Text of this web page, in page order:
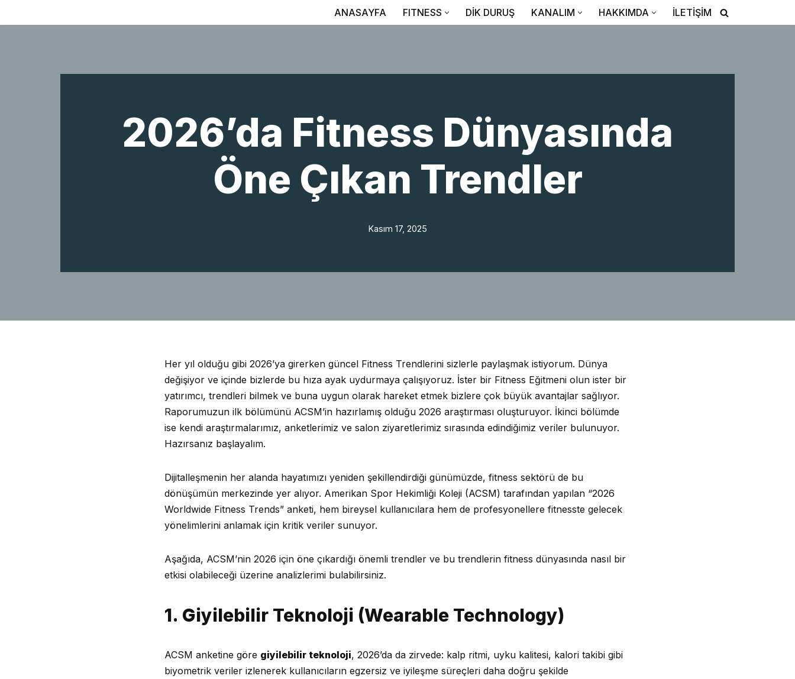
ANASAYFA FITNESS DİK DURUŞ KANALIM HAKKIMDA İLETİŞİM
2026’da Fitness Dünyasında
Öne Çıkan Trendler
Kasım 17, 2025
Her yıl olduğu gibi 2026’ya girerken güncel Fitness Trendlerini sizlerle paylaşmak istiyorum. Dünya
değişiyor ve içinde bizlerde bu hıza ayak uydurmaya çalışıyoruz. İster bir Fitness Eğitmeni olun ister bir
yatırımcı, trendleri bilmek ve buna uygun olarak hareket etmek bizlere çok büyük avantajlar sağlıyor.
Raporumuzun ilk bölümünü ACSM’in hazırlamış olduğu 2026 araştırması oluşturuyor. İkinci bölümde
ise kendi araştırmalarımız, anketlerimiz ve salon ziyaretlerimiz sırasında edindiğimiz veriler bulunuyor.
Hazırsanız başlayalım.
Dijitalleşmenin her alanda hayatımızı yeniden şekillendirdiği günümüzde, fitness sektörü de bu
dönüşümün merkezinde yer alıyor. Amerikan Spor Hekimliği Koleji (ACSM) tarafından yapılan “2026
Worldwide Fitness Trends” anketi, hem bireysel kullanıcılara hem de profesyonellere fitnesste gelecek
yönelimlerini anlamak için kritik veriler sunuyor.
Aşağıda, ACSM’nin 2026 için öne çıkardığı önemli trendler ve bu trendlerin fitness dünyasında nasıl bir
etkisi olabileceği üzerine analizlerimi bulabilirsiniz.
1. Giyilebilir Teknoloji (Wearable Technology)
ACSM anketine göre giyilebilir teknoloji, 2026’da da zirvede: kalp ritmi, uyku kalitesi, kalori takibi gibi
biyometrik veriler izlenerek kullanıcıların egzersiz ve iyileşme süreçleri daha doğru şekilde